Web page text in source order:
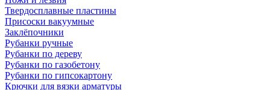
Твердосплавные пластины
Присоски вакуумные
Заклёпочники
Рубанки ручные
Рубанки по дереву
Рубанки по газобетону
Рубанки по гипсокартону
Крючки для вязки арматуры